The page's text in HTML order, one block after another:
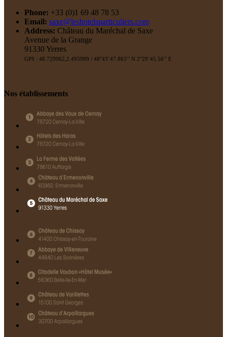
Phone: +33 (0)1 69 48 78 53
Email: saxe@leshotelsparticuliers.com
Address: Château du Maréchal de Saxe
Avenue de la Grange
91330 Yerres
GPS : 48.729962,2.495989 / 48°43’47.863’’ N 2°29’45.56’’ E
Nos établissements